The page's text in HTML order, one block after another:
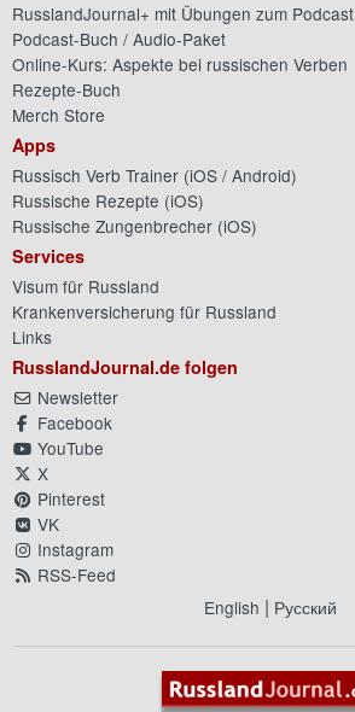
RusslandJournal+ mit Übungen zum Podcast
Podcast-Buch / Audio-Paket
Online-Kurs: Aspekte bei russischen Verben
Rezepte-Buch
Merch Store
Apps
Russisch Verb Trainer (iOS / Android)
Russische Rezepte (iOS)
Russische Zungenbrecher (iOS)
Services
Visum für Russland
Krankenversicherung für Russland
Links
RusslandJournal.de folgen
Newsletter
Facebook
YouTube
X
Pinterest
VK
Instagram
RSS-Feed
English | Русский